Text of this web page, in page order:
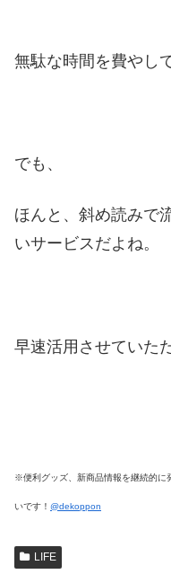
無駄な時間を費やし
でも、
ほんと、斜め読みで
いサービスだよね。
早速活用させていた
※便利グッズ、新商品情報を継続的に
いです！ @dekoppon
LIFE